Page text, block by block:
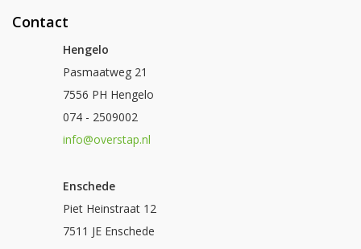
Contact
Hengelo
Pasmaatweg 21
7556 PH Hengelo
074 - 2509002
info@overstap.nl
Enschede
Piet Heinstraat 12
7511 JE Enschede